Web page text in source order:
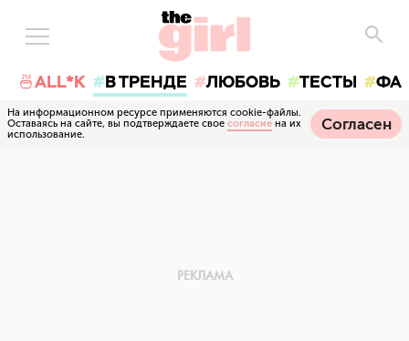
🍜ALL*K В ТРЕНДЕ ЛЮБОВЬ ТЕСТЫ
На информационном ресурсе применяются cookie-файлы.
Оставаясь на сайте, вы подтверждаете свое согласие на их
использование.
Согласен